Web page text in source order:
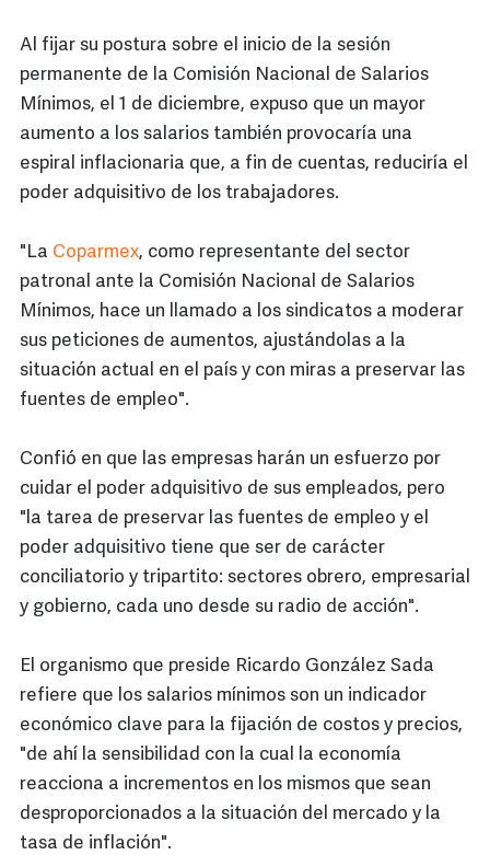
Al fijar su postura sobre el inicio de la sesión
permanente de la Comisión Nacional de Salarios
Mínimos, el 1 de diciembre, expuso que un mayor
aumento a los salarios también provocaría una
espiral inflacionaria que, a fin de cuentas, reduciría el
poder adquisitivo de los trabajadores.
"La Coparmex, como representante del sector
patronal ante la Comisión Nacional de Salarios
Mínimos, hace un llamado a los sindicatos a moderar
sus peticiones de aumentos, ajustándolas a la
situación actual en el país y con miras a preservar las
fuentes de empleo".
Confió en que las empresas harán un esfuerzo por
cuidar el poder adquisitivo de sus empleados, pero
"la tarea de preservar las fuentes de empleo y el
poder adquisitivo tiene que ser de carácter
conciliatorio y tripartito: sectores obrero, empresarial
y gobierno, cada uno desde su radio de acción".
El organismo que preside Ricardo González Sada
refiere que los salarios mínimos son un indicador
económico clave para la fijación de costos y precios,
"de ahí la sensibilidad con la cual la economía
reacciona a incrementos en los mismos que sean
desproporcionados a la situación del mercado y la
tasa de inflación".